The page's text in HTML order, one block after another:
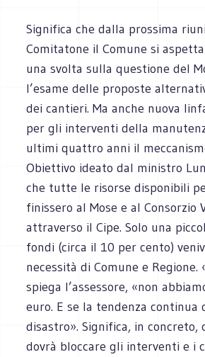
Significa che dalla prossima
Comitatone il Comune si
una svolta sulla questione del
l’esame delle proposte
dei cantieri. Ma anche nuova
per gli interventi della
ultimi quattro anni il
Obiettivo ideato dal ministro
che tutte le risorse disponibili
finissero al Mose e al Consorzio
attraverso il Cipe. Solo una
fondi (circa il 10 per cento)
necessità di Comune e Regione.
spiega l’assessore, «non
euro. E se la tendenza continua
disastro». Significa, in concreto,
dovrà bloccare gli interventi e i